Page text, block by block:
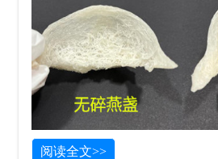
阅读全文>>